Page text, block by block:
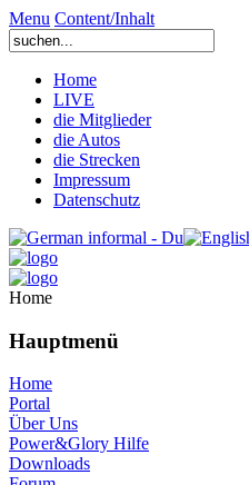
Menu Content/Inhalt
Home
LIVE
die Mitglieder
die Autos
die Strecken
Impressum
Datenschutz
Home
Hauptmenü
Home
Portal
Über Uns
Power&Glory Hilfe
Downloads